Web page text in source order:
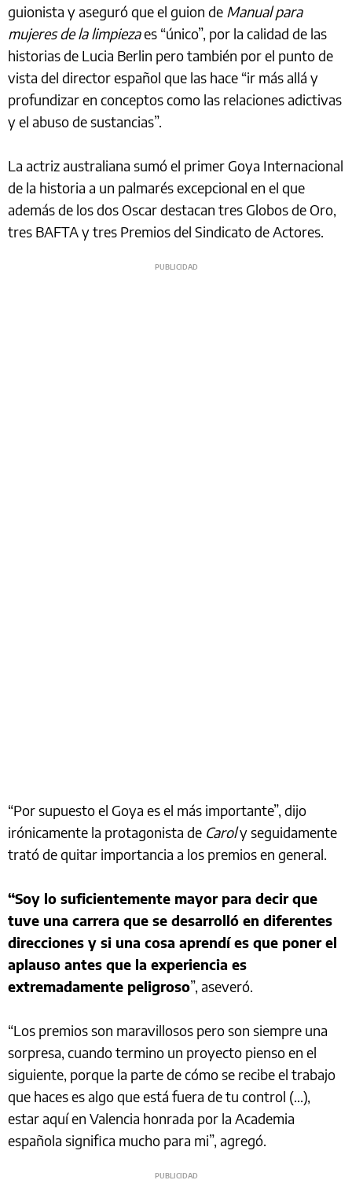
guionista y aseguró que el guion de Manual para
mujeres de la limpiezaes “único”, por la calidad de las
historias de Lucia Berlin pero también por el punto de
vista del director español que las hace “ir más allá y
profundizar en conceptos como las relaciones adictivas
y el abuso de sustancias”.
La actriz australiana sumó el primer Goya Internacional
de la historia a un palmarés excepcional en el que
además de los dos Oscar destacan tres Globos de Oro,
tres BAFTA y tres Premios del Sindicato de Actores.
“Por supuesto el Goya es el más importante”, dijo
irónicamente la protagonista de Caroly seguidamente
trató de quitar importancia a los premios en general.
“Soy lo suficientemente mayor para decir que
tuve una carrera que se desarrolló en diferentes
direcciones y si una cosa aprendí es que poner el
aplauso antes que la experiencia es
extremadamente peligroso”, aseveró.
“Los premios son maravillosos pero son siempre una
sorpresa, cuando termino un proyecto pienso en el
siguiente, porque la parte de cómo se recibe el trabajo
que haces es algo que está fuera de tu control (...),
estar aquí en Valencia honrada por la Academia
española significa mucho para mi”, agregó.